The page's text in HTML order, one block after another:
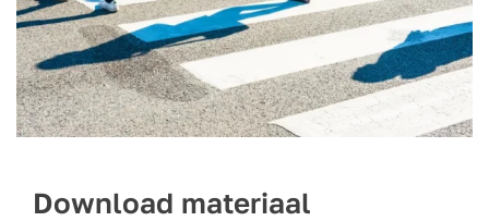
Download materiaal